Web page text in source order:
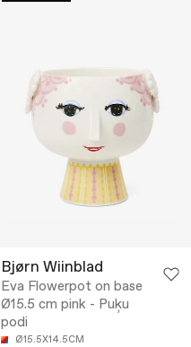
Bjørn Wiinblad
Eva Flowerpot on base
Ø15.5 cm pink - Puķu
podi
Ø15.5X14.5CM